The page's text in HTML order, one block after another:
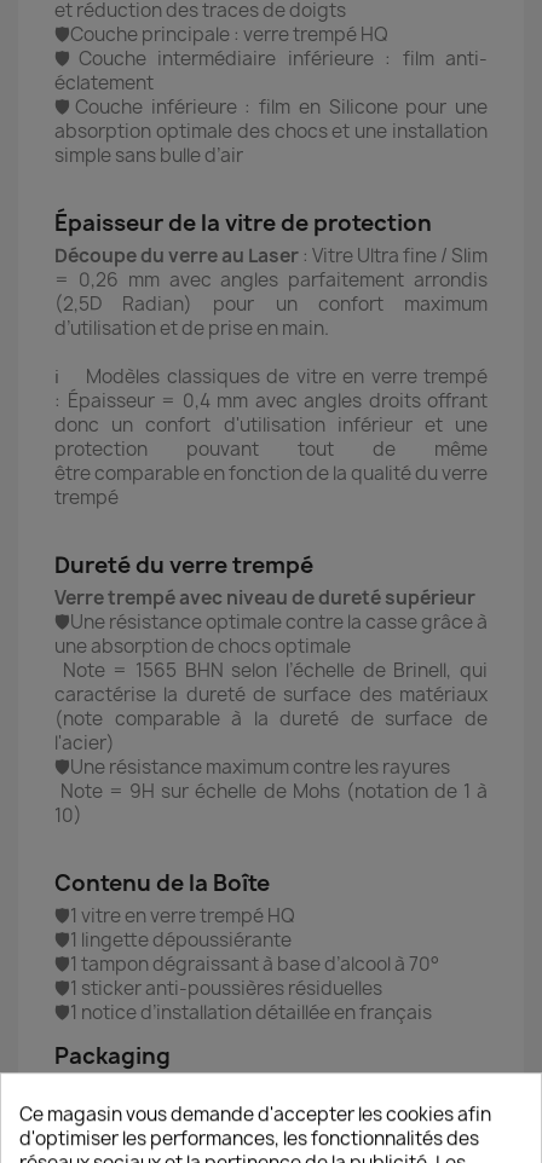
et réduction des traces de doigts
🛡️Couche principale : verre trempé HQ
🛡️Couche intermédiaire inférieure : film anti-
éclatement
🛡️Couche inférieure : film en Silicone pour une
absorption optimale des chocs et une installation
simple sans bulle d’air
Épaisseur de la vitre de protection
Découpe du verre au Laser : Vitre Ultra fine / Slim
= 0,26 mm avec angles parfaitement arrondis
(2,5D Radian) pour un confort maximum
d’utilisation et de prise en main.
ℹ️ Modèles classiques de vitre en verre trempé
: Épaisseur = 0,4 mm avec angles droits offrant
donc un confort d'utilisation inférieur et une
protection pouvant tout de même
être comparable en fonction de la qualité du verre
trempé
Dureté du verre trempé
Verre trempé avec niveau de dureté supérieur
🛡️Une résistance optimale contre la casse grâce à
une absorption de chocs optimale
Note = 1565 BHN selon l’échelle de Brinell, qui
caractérise la dureté de surface des matériaux
(note comparable à la dureté de surface de
l'acier)
🛡️Une résistance maximum contre les rayures
Note = 9H sur échelle de Mohs (notation de 1 à
10)
Contenu de la Boîte
🛡️1 vitre en verre trempé HQ
🛡️1 lingette dépoussiérante
🛡️1 tampon dégraissant à base d’alcool à 70°
🛡️1 sticker anti-poussières résiduelles
🛡️1 notice d’installation détaillée en français
Packaging
transport
Ce magasin vous demande d'accepter les cookies afin
d'optimiser les performances, les fonctionnalités des